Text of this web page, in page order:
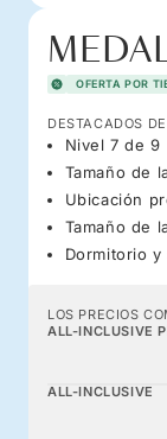
OFERTA POR
DESTACADOS
Nivel 7 de 9
Tamaño de
Ubicación
Tamaño de
Dormitorio
LOS PRECIOS
ALL-INCLUSIVE
ALL-INCLUSIVE